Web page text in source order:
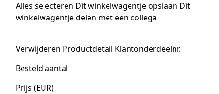
Alles selecteren Dit winkelwagentje opslaan Dit
winkelwagentje delen met een collega
Verwijderen Productdetail Klantonderdeelnr.
Besteld aantal
Prijs (EUR)